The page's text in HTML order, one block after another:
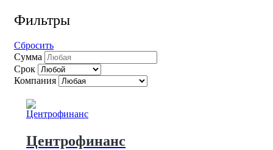
Фильтры
Сбросить
Сумма
Срок
Компания
Центрофинанс